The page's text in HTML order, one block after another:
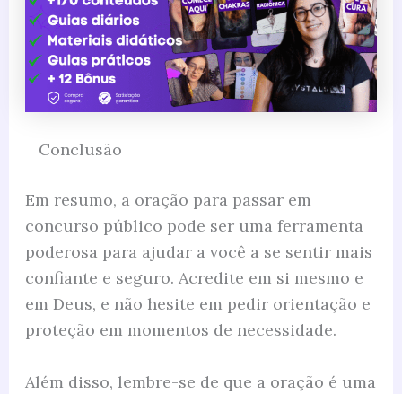
Conclusão
Em resumo, a oração para passar em
concurso público pode ser uma ferramenta
poderosa para ajudar a você a se sentir mais
confiante e seguro. Acredite em si mesmo e
em Deus, e não hesite em pedir orientação e
proteção em momentos de necessidade.
Além disso, lembre-se de que a oração é uma